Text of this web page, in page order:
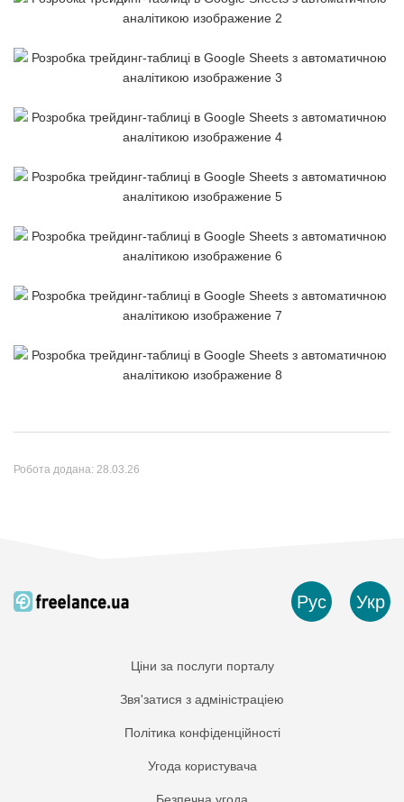
Робота додана: 28.03.26
Рус Укр
Ціни за послуги порталу
Звя'затися з адміністраціею
Політика конфіденційності
Угода користувача